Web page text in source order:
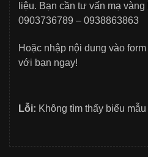
liệu. Bạn cần tư vấn mạ
0903736789 – 0938863863
Hoặc nhập nội dung vào
với bạn ngay!
Lỗi: Không tìm thấy biểu